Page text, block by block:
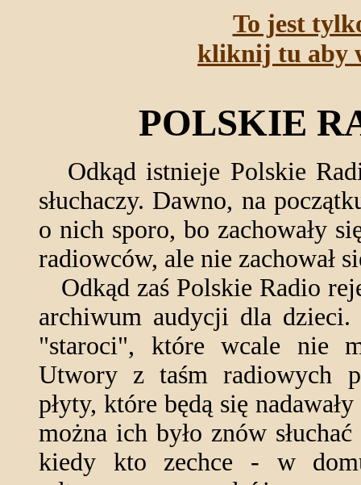
To jest
kliknij tu aby
POLSKIE
Odkąd istnieje Polskie
słuchaczy. Dawno, na
o nich sporo, bo zachowały
radiowców, ale nie zachował
Odkąd zaś Polskie Radio
archiwum audycji dla dzieci.
"staroci", które wcale nie
Utwory z taśm radiowych
płyty, które będą się
można ich było znów
kiedy kto zechce - w